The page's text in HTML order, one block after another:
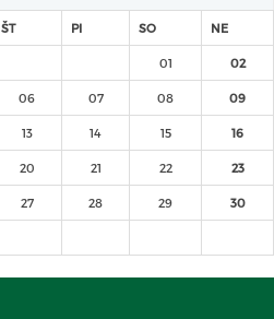
ŠT PI SO NE
01 02
06 07 08 09
13 14 15 16
20 21 22 23
27 28 29 30